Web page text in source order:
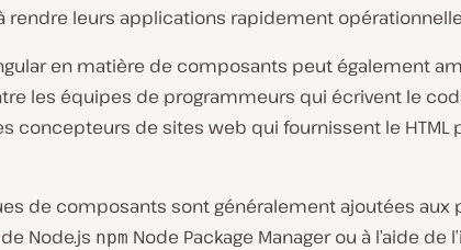
rendre leurs applications rapidement
en matière de composants peut également
les équipes de programmeurs qui écrivent le
concepteurs de sites web qui fournissent le HTML
de composants sont généralement ajoutées aux
Node.js npm Node Package Manager ou à l’aide de